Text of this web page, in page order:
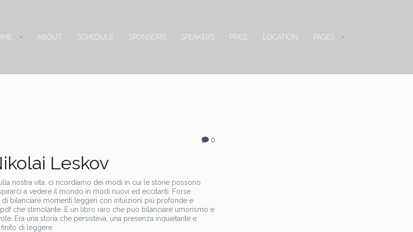
ABOUT SCHEDULE SPONSORS SPEAKERS PRICE LOCATION PAGES
0
Leskov
nostra vita, ci ricordiamo dei modi in cui le storie possono
a vedere il mondo in modi nuovi ed eccitanti. Forse
di bilanciare momenti leggeri con intuizioni più profonde e
che stimolante. È un libro raro che può bilanciare umorismo e
Era una storia che persisteva, una presenza inquietante e
di leggere.